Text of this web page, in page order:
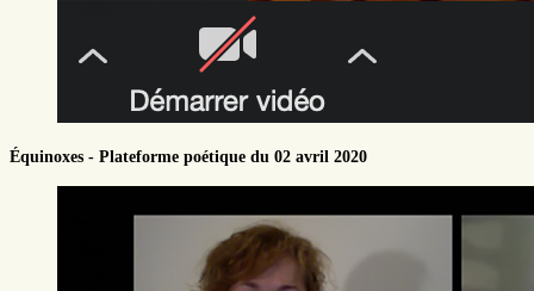
Équinoxes - Plateforme poétique du 02 avril 2020